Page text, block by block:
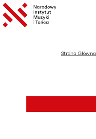
Strona Główna